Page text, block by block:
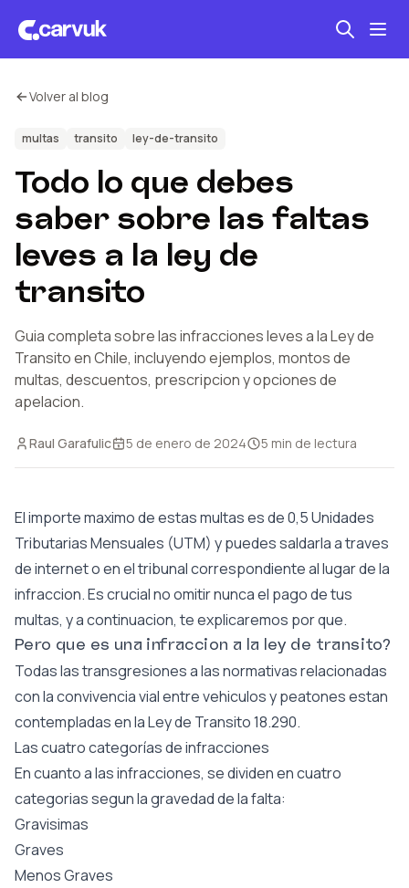
Seguro automotriz
Mantención kilometraje
Revisión técnica
Volver al blog
multas transito ley-de-transito
Todo lo que debes
saber sobre las faltas
leves a la ley de
transito
Guia completa sobre las infracciones leves a la Ley de
Transito en Chile, incluyendo ejemplos, montos de
multas, descuentos, prescripcion y opciones de
apelacion.
Raul Garafulic 5 de enero de 2024 5 min de lectura
El importe maximo de estas multas es de 0,5 Unidades
Tributarias Mensuales (UTM) y puedes saldarla a traves
de internet o en el tribunal correspondiente al lugar de la
infraccion. Es crucial no omitir nunca el pago de tus
multas, y a continuacion, te explicaremos por que.
Pero que es una infraccion a la ley de transito?
Todas las transgresiones a las normativas relacionadas
con la convivencia vial entre vehiculos y peatones estan
contempladas en la Ley de Transito 18.290.
Las cuatro categorías de infracciones
En cuanto a las infracciones, se dividen en cuatro
categorias segun la gravedad de la falta:
Gravisimas
Graves
Menos Graves